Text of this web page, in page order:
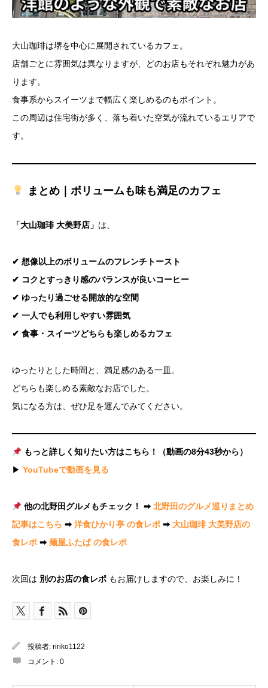
大山珈琲は堺を中心に展開されているカフェ。
店舗ごとに雰囲気は異なりますが、どのお店もそれぞれ魅力があ
ります。
食事系からスイーツまで幅広く楽しめるのもポイント。
この周辺は住宅街が多く、落ち着いた空気が流れているエリアで
す。
まとめ｜ボリュームも味も満足のカフェ
「大山珈琲 大美野店」 は、
✔ 想像以上のボリュームのフレンチトースト
✔ コクとすっきり感のバランスが良いコーヒー
✔ ゆったり過ごせる開放的な空間
✔ 一人でも利用しやすい雰囲気
✔ 食事・スイーツどちらも楽しめるカフェ
ゆったりとした時間と、満足感のある一皿。
どちらも楽しめる素敵なお店でした。
気になる方は、ぜひ足を運んでみてください。
もっと詳しく知りたい方はこちら！（動画の8分43秒から）
▶ YouTubeで動画を見る
他の北野田グルメもチェック！ ➡ 北野田のグルメ巡りまとめ
記事はこちら ➡ 洋食ひかり亭 の食レポ ➡ 大山珈琲 大美野店の
食レポ ➡ 麺屋ふたば の食レポ
次回は 別のお店の食レポ もお届けしますので、お楽しみに！
投稿者: ririko1122
コメント: 0